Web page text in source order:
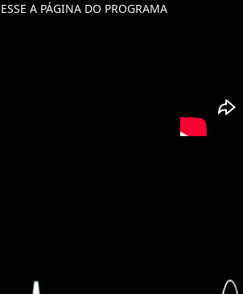
A PÁGINA DO PROGRAMA